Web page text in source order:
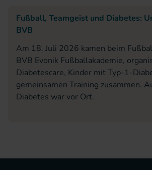
Fußball, Teamgeist und Diabetes:
BVB
Am 18. Juli 2026 kamen beim
BVB Evonik Fußballakademie,
Diabetescare, Kinder mit Typ-1-
gemeinsamen Training zusammen.
Diabetes war vor Ort.